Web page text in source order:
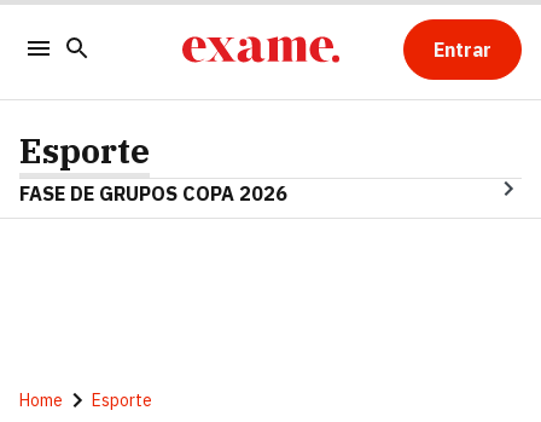
Entrar
Esporte
FASE DE GRUPOS COPA 2026
Home Esporte